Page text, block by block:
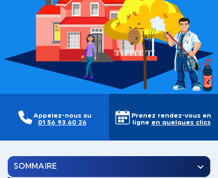
Appelez-nous au
01 56 93 60 26
Prenez rendez-vous en
ligne en quelques clics
SOMMAIRE